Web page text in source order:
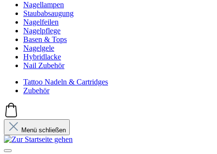
Nagellampen
Staubabsaugung
Nagelfeilen
Nagelpflege
Basen & Tops
Nagelgele
Hybridlacke
Nail Zubehör
Tattoo Nadeln & Cartridges
Zubehör
Menü schließen